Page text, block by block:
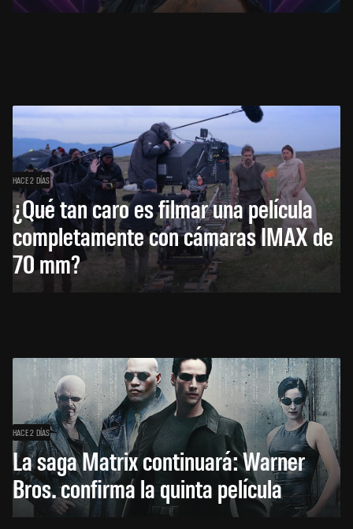
HACE 2 DÍAS
¿Qué tan caro es filmar una película
completamente con cámaras IMAX de
70 mm?
HACE 2 DÍAS
La saga Matrix continuará: Warner
Bros. confirma la quinta película